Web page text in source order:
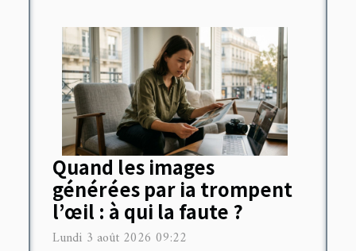
Quand les images
générées par ia trompent
l’œil : à qui la faute ?
Lundi 3 août 2026 09:22